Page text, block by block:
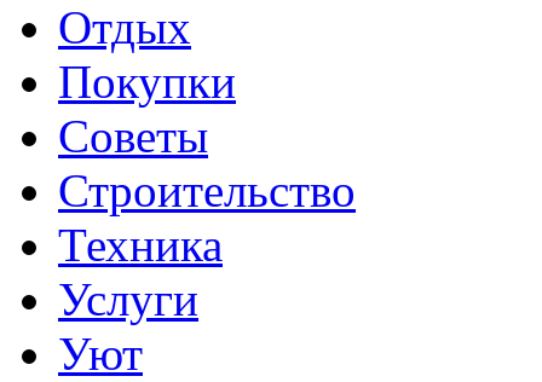
Отдых
Покупки
Советы
Строительство
Техника
Услуги
Уют